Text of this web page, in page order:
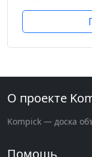
О проекте
Kompick — доска
Помощь